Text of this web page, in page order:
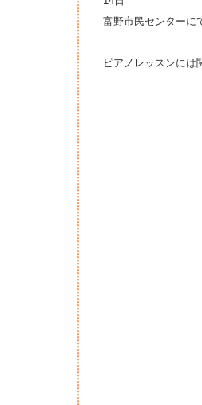
富野市民センターに
ピアノレッスンには